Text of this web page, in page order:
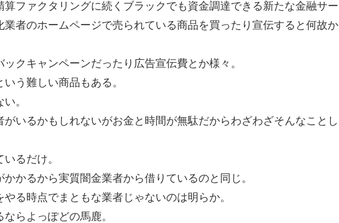
ファクタリングに続くブラックでも資金調達できる新たな金融サー
業者のホームページで売られている商品を買ったり宣伝すると何故か
クキャンペーンだったり広告宣伝費とか様々。
う難しい商品もある。
。
がいるかもしれないがお金と時間が無駄だからわざわざそんなことし
るだけ。
かるから実質闇金業者から借りているのと同じ。
る時点でまともな業者じゃないのは明らか。
らよっぽどの馬鹿。